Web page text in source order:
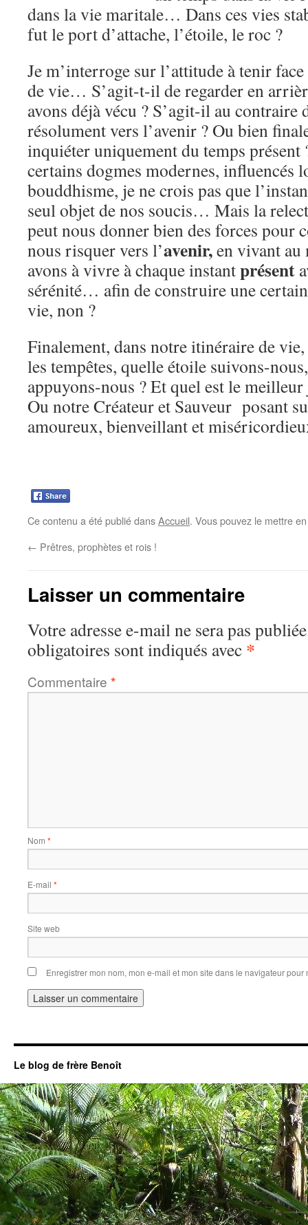
dans la vie maritale… Dans ces vies
fut le port d’attache, l’étoile, le roc ?
Je m’interroge sur l’attitude à tenir
de vie… S’agit-t-il de regarder en
avons déjà vécu ? S’agit-il au contraire
résolument vers l’avenir ? Ou bien
inquiéter uniquement du temps présent
certains dogmes modernes, influencés
bouddhisme, je ne crois pas que
seul objet de nos soucis… Mais la
peut nous donner bien des forces pour
nous risquer vers l’avenir,en vivant au
avons à vivre à chaque instantprésent
sérénité… afin de construire une
vie, non ?
Finalement, dans notre itinéraire de
les tempêtes, quelle étoile suivons-
appuyons-nous ? Et quel est le
Ou notre Créateur et Sauveur posant
amoureux, bienveillant et
Ce contenu a été publié dansAccueil. Vous pouvez le mettre
← Prêtres, prophètes et rois !
Laisser un commentaire
Votre adresse e-mail ne sera pas
obligatoires sont indiqués avec *
Commentaire *
Nom *
E-mail *
Site web
Enregistrer mon nom, mon e-mail et mon site dans le navigateur
Le blog de frère Benoît